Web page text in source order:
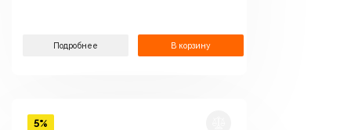
Подробнее В корзину
5%